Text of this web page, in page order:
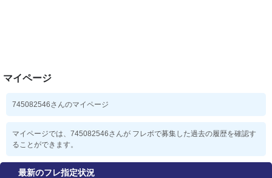
マイページ
745082546さんのマイページ
マイページでは、745082546さんが フレボで募集した過去の履歴を確認す
ることができます。
最新のフレ指定状況